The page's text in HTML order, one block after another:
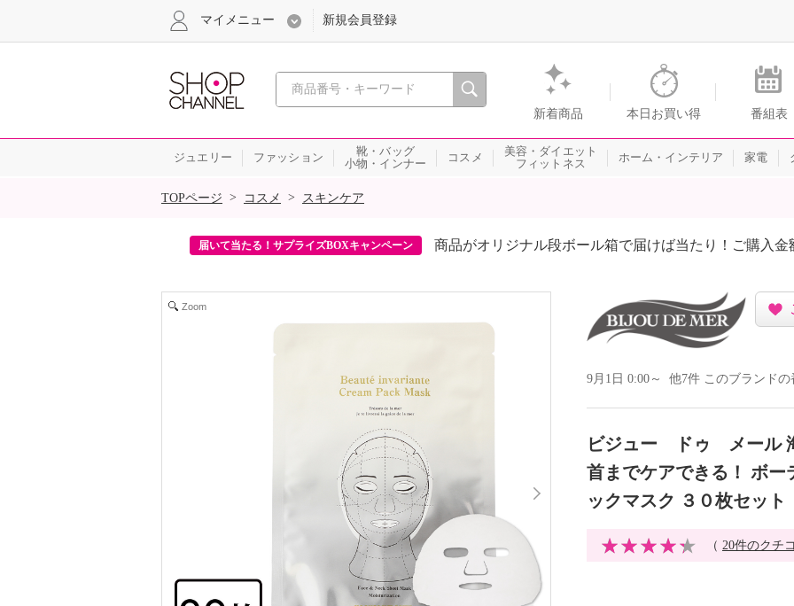
心おどる、瞬間を。通販・テレビショッピングのショップチャンネル
新着商品 本日お買い得 番組表
マイメニュー 新規会員登録
ジュエリー ファッション
靴・バッグ
小物・インナー
コスメ
美容・ダイエット
フィットネス
ホーム・インテリア 家電
SALE
TOPページ > コスメ > スキンケア
届いて当たる！サプライズBOXキャンペーン 商品がオリジナル段ボール箱で届けば当たり！ご購入金
Zoom
9月1日 0:00～ 他7件 このブランド
ビジュー ドゥ メール
首までケアできる！ ボ
ックマスク ３０枚セット
（ 20件のクチ